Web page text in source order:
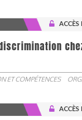
ACCÈS
ET COMPÉTENCES
ACCÈS